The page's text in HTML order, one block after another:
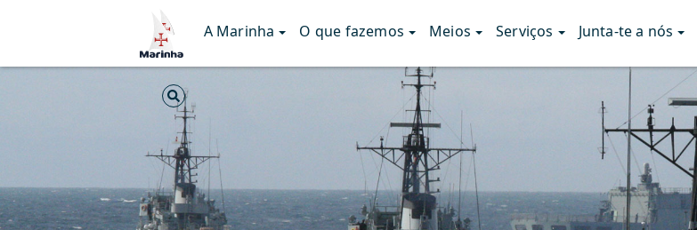
A Marinha O que fazemos Meios Serviços Junta-te a nós